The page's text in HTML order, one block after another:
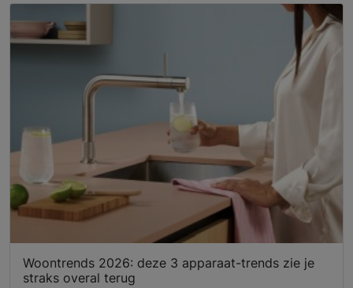
Woontrends 2026: deze 3 apparaat-trends zie je
straks overal terug